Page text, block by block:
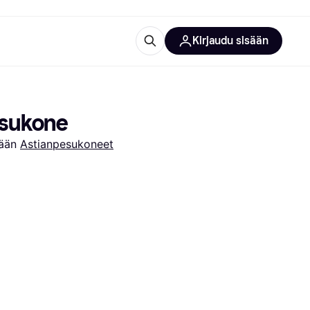
Kirjaudu sisään
Astianpesukoneet